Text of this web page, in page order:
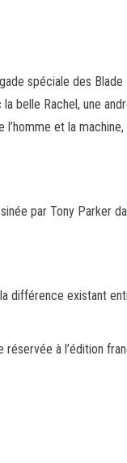
spéciale des Blade
belle Rachel, une
et la machine,
par Tony Parker
différence existant
à l’édition